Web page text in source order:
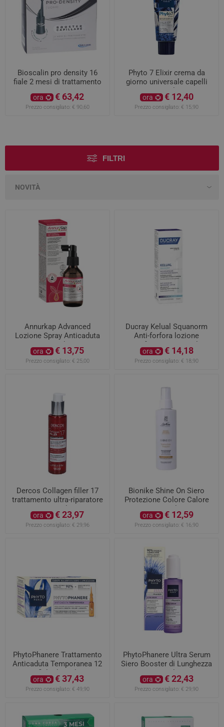
Bioscalin pro density 16
fiale 2 mesi di trattamento
ora € 63,42
Prezzo consigliato: € 90,60
Phyto 7 Elixir crema da
giorno universale capelli
50ml
ora € 12,40
Prezzo consigliato: € 15,90
FILTRI
Annurkap Advanced
Lozione Spray Anticaduta
60ml
ora € 13,75
Prezzo consigliato: € 25,00
Ducray Kelual Squanorm
Anti-forfora lozione
rinfrescante 190ml
ora € 14,18
Prezzo consigliato: € 18,90
Dercos Collagen filler 17
trattamento ultra-riparatore
150ml
ora € 23,97
Prezzo consigliato: € 29,96
Bionike Shine On Siero
Protezione Colore Calore
150ml
ora € 12,59
Prezzo consigliato: € 16,90
PhytoPhanere Trattamento
Anticaduta Temporanea 12
fiale da 5ml
ora € 37,43
Prezzo consigliato: € 49,90
PhytoPhanere Ultra Serum
Siero Booster di Lunghezza
50ml
ora € 22,43
Prezzo consigliato: € 29,90